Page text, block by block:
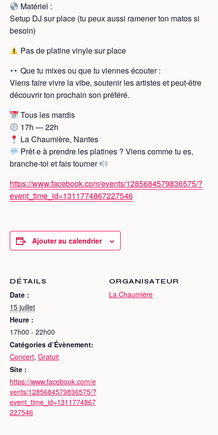
Matériel :
Setup DJ sur place (tu peux aussi ramener ton matos si
besoin)
Pas de platine vinyle sur place
Que tu mixes ou que tu viennes écouter :
Viens faire vivre la vibe, soutenir les artistes et peut-être
découvrir ton prochain son préféré.
Tous les mardis
17h — 22h
La Chaumière, Nantes
Prêt·e à prendre les platines ? Viens comme tu es,
branche-toi et fais tourner
https://www.facebook.com/events/1285684579836575/?
event_time_id=1311774867227546
Ajouter au calendrier
DÉTAILS
Date :
15 juillet
Heure :
17h00 - 22h00
Catégories d’Évènement:
Concert, Gratuit
Site :
https://www.facebook.com/e
vents/1285684579836575/?
event_time_id=1311774867
227546
ORGANISATEUR
La Chaumière